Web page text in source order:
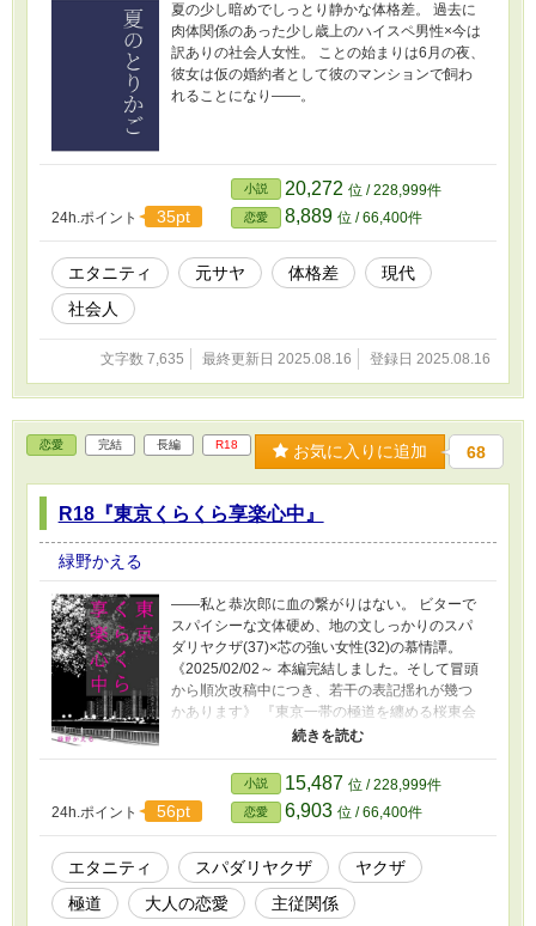
夏の少し暗めでしっとり静かな体格差。 過去に
肉体関係のあった少し歳上のハイスペ男性×今は
訳ありの社会人女性。 ことの始まりは6月の夜、
彼女は仮の婚約者として彼のマンションで飼わ
れることになり――。
24h.ポイント 35pt
小説 20,272 位 / 228,999件
恋愛 8,889 位 / 66,400件
エタニティ 元サヤ 体格差
現代
社会人
文字数 7,635 最終更新日 2025.08.16 登録日 2025.08.16
恋愛 完結 長編 R18 お気に入りに追加 68
R18『東京くらくら享楽心中』
緑野かえる
――私と恭次郎に血の繋がりはない。 ビターで
スパイシーな文体硬め、地の文しっかりのスパ
ダリヤクザ(37)×芯の強い女性(32)の慕情譚。
《2025/02/02～ 本編完結しました。そして冒頭
から順次改稿中につき、若干の表記揺れが幾つ
かあります》 『東京一帯の極道を纏める桜東会
四代目会長、三島櫻子(32)と彼女の影武者のよう
な存在の四代目会長代行の三島恭次郎(37)。表向
きには三島一族の末席、桜東会のフロント企業
の女性社長兼執行役員でしかないはずの櫻子。
その正体は一年前、凶弾に倒れた三代目会長、
三島誠一の唯一の実子だった。 そして恭次郎は
誠一がバブル経済期の終焉あたり、とある現場
から拾ってきた赤の他人の無戸籍児……当時極
秘とされていた幼い櫻子の存在を差し置いて誠
24h.ポイント 56pt
小説 15,487 位 / 228,999件
恋愛 6,903 位 / 66,400件
エタニティ スパダリヤクザ
ヤクザ
極道
大人の恋愛 主従関係